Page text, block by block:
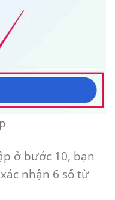
ở bước 10, bạn
nhận 6 số từ